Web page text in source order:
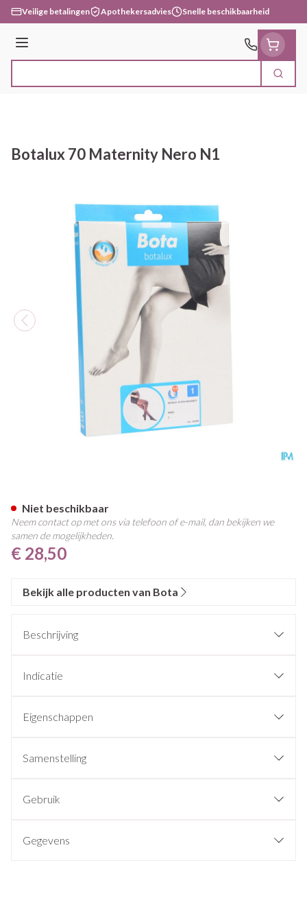
Ga naar de inhoud
Veilige betalingen Apothekersadvies Snelle beschikbaarheid
Menu
Zoek
Botalux 70 Maternity Nero N1
€ 28,50
Niet beschikbaar
Neem contact op met ons via telefoon of e-mail, dan bekijken we
samen de mogelijkheden.
Bekijk alle producten van Bota
Beschrijving
Indicatie
Eigenschappen
Samenstelling
Gebruik
Gegevens